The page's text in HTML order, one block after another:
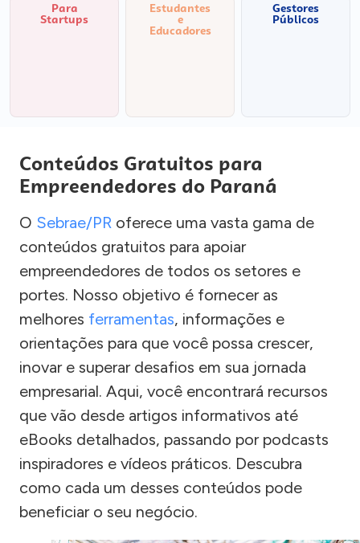
Para
Startups
Estudantes
e
Educadores
Gestores
Públicos
Conteúdos Gratuitos para
Empreendedores do Paraná
O Sebrae/PR oferece uma vasta gama de
conteúdos gratuitos para apoiar
empreendedores de todos os setores e
portes. Nosso objetivo é fornecer as
melhores ferramentas, informações e
orientações para que você possa crescer,
inovar e superar desafios em sua jornada
empresarial. Aqui, você encontrará recursos
que vão desde artigos informativos até
eBooks detalhados, passando por podcasts
inspiradores e vídeos práticos. Descubra
como cada um desses conteúdos pode
beneficiar o seu negócio.